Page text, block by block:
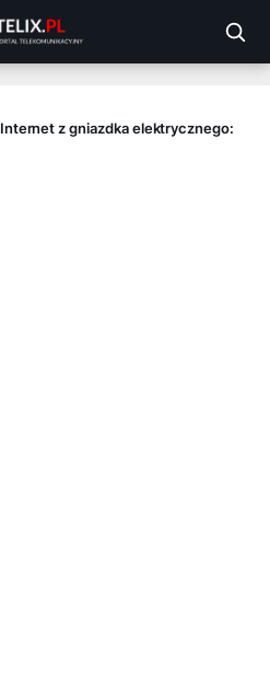
Internet z gniazdka elektrycznego: